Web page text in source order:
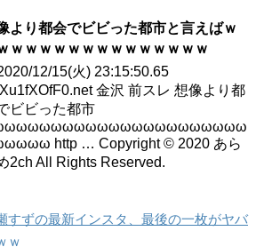
より都会でビビった都市と言えばｗ
ｗｗｗｗｗｗｗｗｗｗｗｗｗｗ
12/15(火) 23:15:50.65
金沢 前スレ 想像より都
ビビった都市
http … Copyright © 2020 あら
2ch All Rights Reserved.
すずの最新インスタ、最後の一枚がヤバ
ｗ